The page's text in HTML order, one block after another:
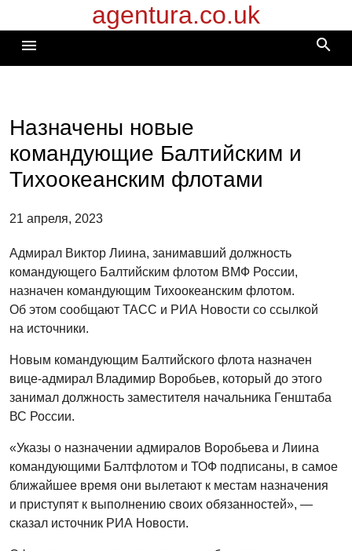
к
содержимому
agentura.co.uk
menu search
Назначены новые
командующие Балтийским и
Тихоокеанским флотами
21 апреля, 2023
Адмирал Виктор Лиина, занимавший должность
командующего Балтийским флотом ВМФ России,
назначен командующим Тихоокеанским флотом.
Об этом сообщают ТАСС и РИА Новости со ссылкой
на источники.
Новым командующим Балтийского флота назначен
вице-адмирал Владимир Воробьев, который до этого
занимал должность заместителя начальника Генштаба
ВС России.
«Указы о назначении адмиралов Воробьева и Лиина
командующими Балтфлотом и ТОФ подписаны, в самое
ближайшее время они вылетают к местам назначения
и приступят к выполнению своих обязанностей», —
сказал источник РИА Новости.